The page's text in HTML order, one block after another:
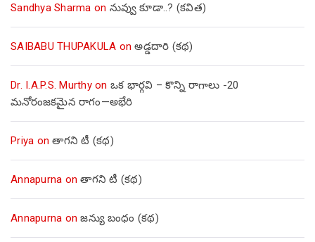
Sandhya Sharma on నువ్వు కూడా..? (కవిత)
SAIBABU THUPAKULA onఅడ్డదారి (కథ)
Dr. I.A.P.S. Murthyon ఒక భార్గవి – కొన్ని రాగాలు -20
మనోరంజకమైన రాగం—అభేరి
Priya onతాగని టీ (కథ)
Annapurna onతాగని టీ (కథ)
Annapurna onజన్యు బంధం (కథ)